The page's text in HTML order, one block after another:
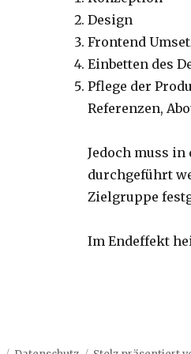
Design
Frontend
Einbetten des
Pflege der
Referenzen,
Jedoch muss
durchgeführt
Zielgruppe
Im Endeffekt